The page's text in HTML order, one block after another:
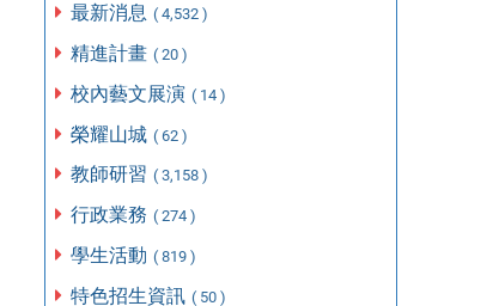
最新消息 ( 4,532 )
精進計畫 ( 20 )
校內藝文展演 ( 14 )
榮耀山城 ( 62 )
教師研習 ( 3,158 )
行政業務 ( 274 )
學生活動 ( 819 )
特色招生資訊 ( 50 )